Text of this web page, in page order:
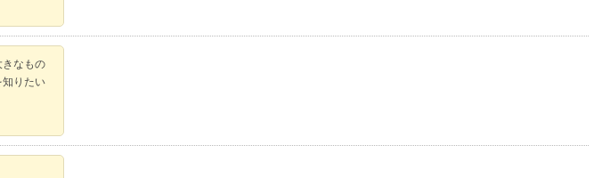
きなもの
知りたい